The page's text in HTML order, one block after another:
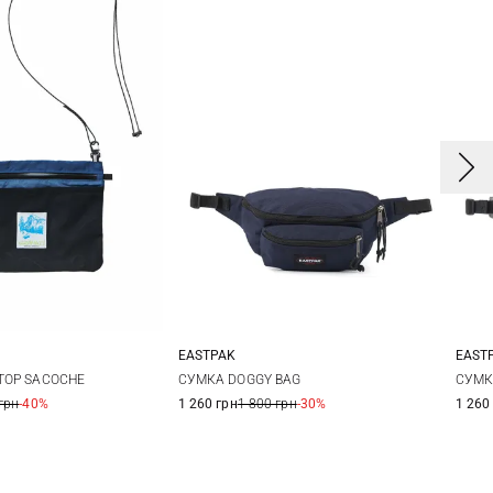
One Size
SACOCHE
-40%
One Size
EASTPAK
СУМКА DOGGY BAG
1 260 грн1 800 грн-30%
1 260